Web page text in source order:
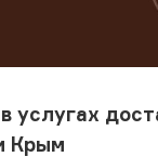
услугах
Крым